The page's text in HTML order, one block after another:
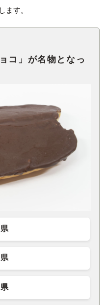
ます。
コ」が名物となっ